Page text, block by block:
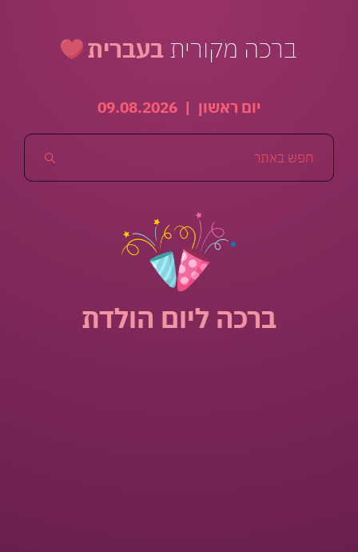
ברכה מקורית בעברית
יום ראשון |
ברכה ליום הולדת